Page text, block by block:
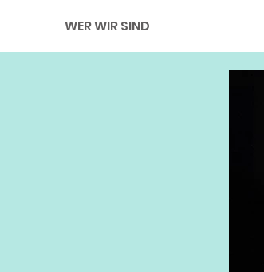
WER WIR SIND